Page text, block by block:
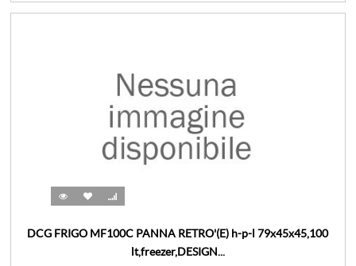
DCG FRIGO MF100C PANNA RETRO'(E) h-p-l 79x45x45,100
lt,freezer,DESIGN...